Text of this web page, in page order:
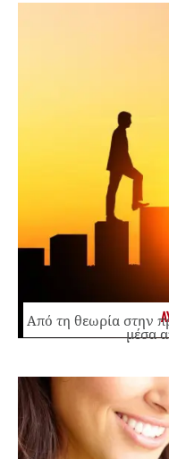
Από τη θεωρία στην
μέσα